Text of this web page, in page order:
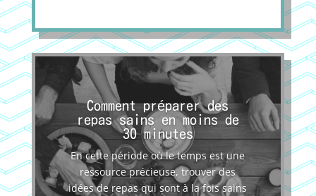
Comment préparer des
repas sains en moins de
30 minutes
En cette période où le temps est une
ressource précieuse, trouver des
idées de repas qui sont à la fois sains